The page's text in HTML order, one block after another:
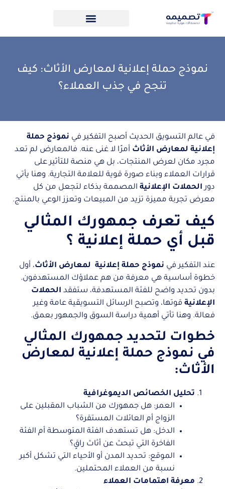
نموذج حملة إعلانية لمعارض الأثاث: كيف
تنجح في جذب العملاء؟
في عالم التسويق الحديث أصبح التفكير في نموذج حملة
إعلانية لمعارض الأثاث أمرًا لا غنى عنه. فالمعارض لم تعد
مجرد مكان لعرض المنتجات، بل هي منصة للتأثير على
قرارات العملاء وبناء صورة قوية للعلامة التجارية. وهنا يأتي
دور الحملات الإعلانية المصممة بذكاء لتجعل من كل
معرض تجربة مميزة تزيد من المبيعات وتعزز الوعي بالمنتج.
كيف تعرف جمهورك المثالي
قبل أي حملة إعلانية ؟
عند التفكير في نموذج حملة إعلانية لمعارض الأثاث، أول
خطوة أساسية هي معرفة من هم عملاؤك المستهدفون.
بدون تحديد واضح للفئة المستهدفة، ستفقد الحملات
الإعلانية قوتها، وتصبح الرسائل التسويقية عامة وغير
فعالة. وهنا تأتي أهمية دراسة السوق والجمهور بعمق.
خطوات لتحديد جمهورك المثالي
في نموذج حملة إعلانية لمعارض
الأثاث:
تحليل الخصائص الديموغرافية
العمر: هل جمهورك من الشباب المقبلين على
الزواج أم العائلات المستقرة؟
الدخل: هل تستهدف الفئة المتوسطة أم الفئة
الفاخرة التي تبحث عن أثاث راقٍ؟
الموقع: تحديد المدن أو الأحياء التي تشكل أكبر
نسبة من العملاء المحتملين.
معرفة اهتمامات العملاء